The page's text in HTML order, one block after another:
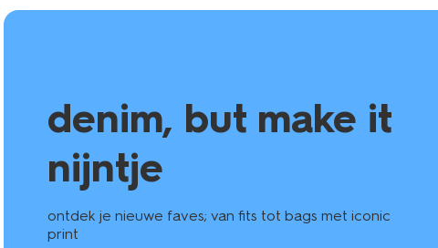
denim, but make it
nijntje
ontdek je nieuwe faves; van fits tot bags met iconic
print